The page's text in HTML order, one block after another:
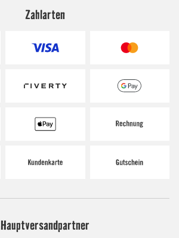
Zahlarten
Hauptversandpartner